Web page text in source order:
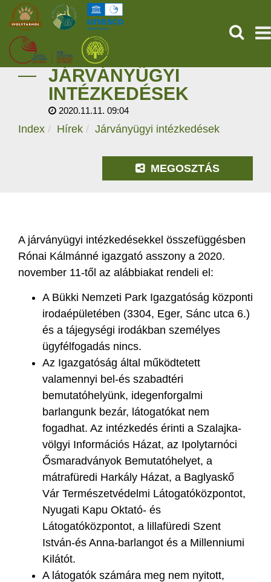
KEZDŐOLDAL
ŐSVILÁGI POMPEJI
RÓLUNK
ONLINE JEGYVÁSÁRLÁS
JÁRVÁNYÜGYI
INTÉZKEDÉSEK
2020.11.11. 09:04
Index Hírek Járványügyi intézkedések
MEGOSZTÁS
A járványügyi intézkedésekkel összefüggésben
Rónai Kálmánné igazgató asszony a 2020.
november 11-től az alábbiakat rendeli el:
A Bükki Nemzeti Park Igazgatóság központi
irodaépületében (3304, Eger, Sánc utca 6.)
és a tájegységi irodákban személyes
ügyfélfogadás nincs.
Az Igazgatóság által működtetett
valamennyi bel-és szabadtéri
bemutatóhelyünk, idegenforgalmi
barlangunk bezár, látogatókat nem
fogadhat. Az intézkedés érinti a Szalajka-
völgyi Információs Házat, az Ipolytarnóci
Ősmaradványok Bemutatóhelyet, a
mátrafüredi Harkály Házat, a Baglyaskő
Vár Természetvédelmi Látogatóközpontot,
Nyugati Kapu Oktató- és
Látogatóközpontot, a lillafüredi Szent
István-és Anna-barlangot és a Millenniumi
Kilátót.
A látogatók számára meg nem nyitott,